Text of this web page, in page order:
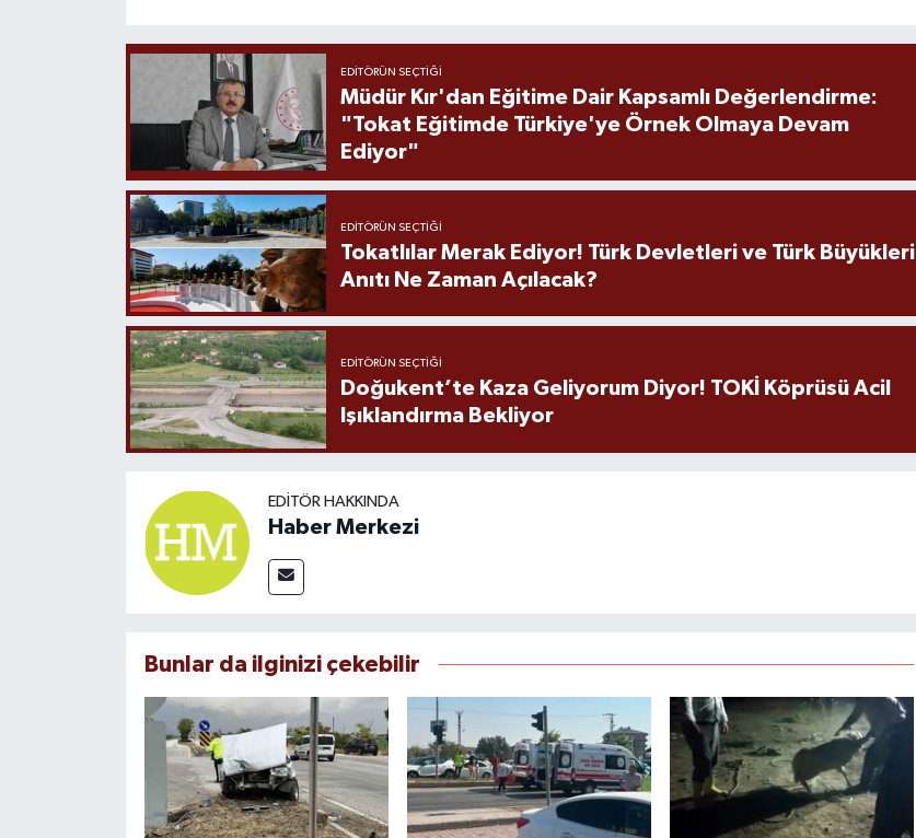
EDITÖRÜN SEÇTIĞI
Müdür Kır'dan Eğitime Dair Kapsamlı Değerlendirme:
"Tokat Eğitimde Türkiye'ye Örnek Olmaya Devam
Ediyor"
EDITÖRÜN SEÇTIĞI
Tokatlılar Merak Ediyor! Türk Devletleri ve Türk Büyükleri
Anıtı Ne Zaman Açılacak?
EDITÖRÜN SEÇTIĞI
Doğukent’te Kaza Geliyorum Diyor! TOKİ Köprüsü Acil
Işıklandırma Bekliyor
EDITÖR HAKKINDA
Haber Merkezi
Bunlar da ilginizi çekebilir